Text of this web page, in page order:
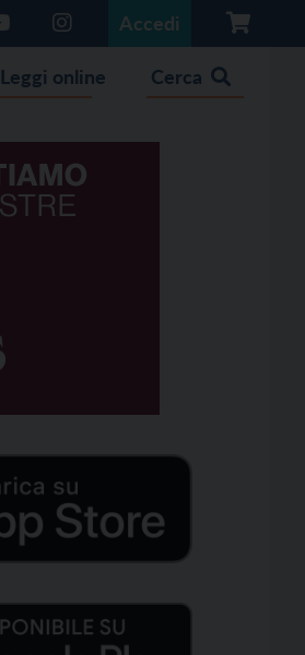
Accedi
Leggi online Cerca